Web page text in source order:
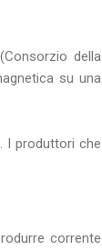
della
su una
I produttori che
corrente